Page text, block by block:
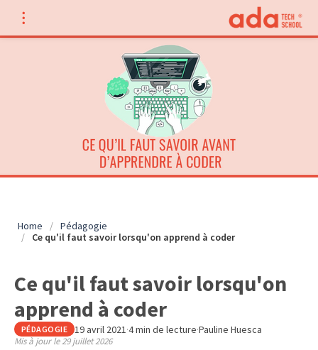
Home / Pédagogie
/
Ce qu'il faut savoir lorsqu'on apprend à coder
Ce qu'il faut savoir lorsqu'on
apprend à coder
PÉDAGOGIE 19 avril 2021 ·4 min de lecture·Pauline Huesca
Mis à jour le29 juillet 2026